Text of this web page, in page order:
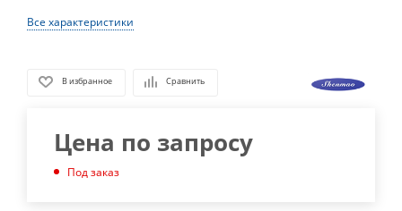
Все характеристики
В избранное Сравнить
Цена по запросу
Под заказ